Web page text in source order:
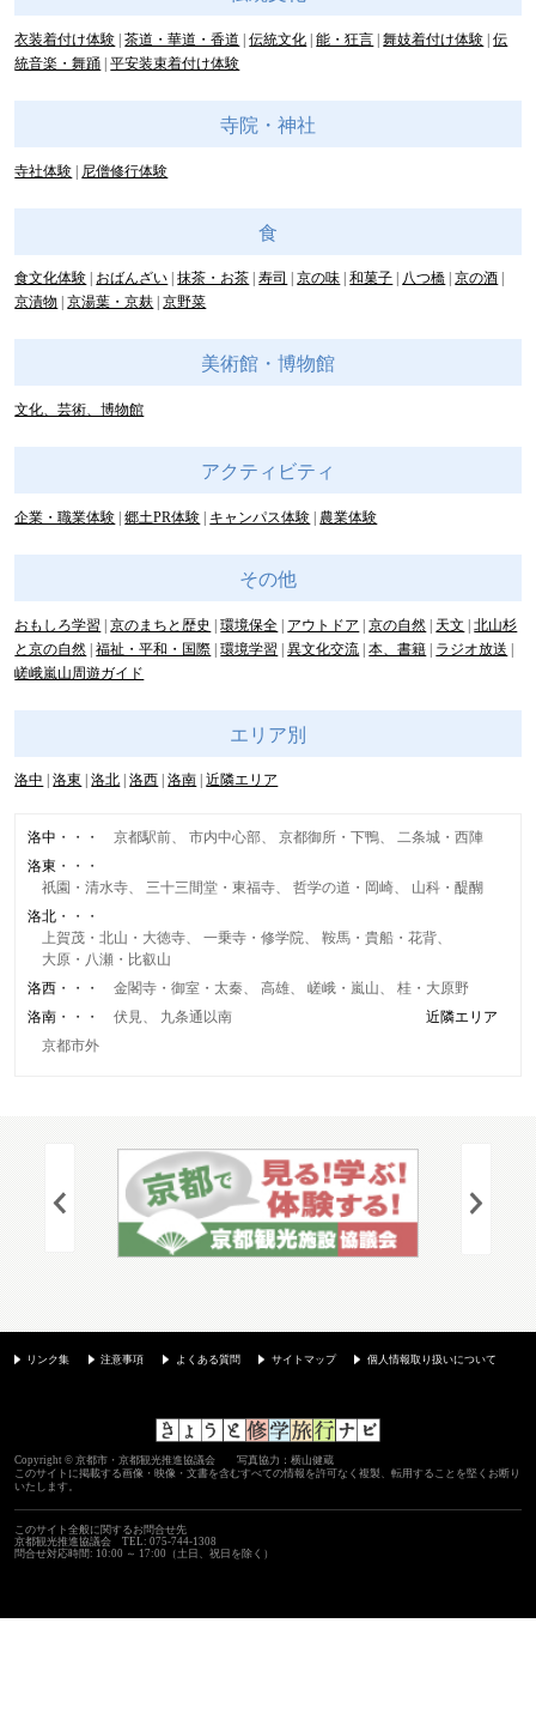
衣装着付け体験 茶道・華道・香道 伝統文化 能・狂言 舞妓着付け体験 伝
統音楽・舞踊 平安装束着付け体験
寺院・神社
寺社体験 尼僧修行体験
食
食文化体験 おばんざい 抹茶・お茶 寿司 京の味 和菓子 八つ橋 京の酒
京漬物
京湯葉・京麸 京野菜
美術館・博物館
文化、芸術、博物館
アクティビティ
企業・職業体験 郷土PR体験 キャンパス体験 農業体験
その他
おもしろ学習 京のまちと歴史 環境保全 アウトドア 京の自然 天文
北山杉
と京の自然 福祉・平和・国際 環境学習 異文化交流 本、書籍
ラジオ放送
嵯峨嵐山周遊ガイド
エリア別
洛中 洛東 洛北 洛西 洛南 近隣エリア
洛中 京都駅前 市内中心部 京都御所・下鴨
二条城・西陣
洛東
祇園・清水寺
三十三間堂・東福寺 哲学の道・岡崎
山科・醍醐
洛北
上賀茂・北山・大徳寺
一乗寺・修学院
鞍馬・貴船・花背
大原・八瀬・比叡山
洛西
金閣寺・御室・太秦 高雄 嵯峨・嵐山
桂・大原野
洛南
伏見 九条通以南
近隣エリア
京都市外
リンク集 注意事項 よくある質問 サイトマップ 個人情報取り扱いについて
Copyright © 京都市・京都観光推進協議会 写真協力：横山健蔵
このサイトに掲載する画像・映像・文書を含むすべての情報を許可なく複製、転用することを堅くお断り
いたします。
このサイト全般に関するお問合せ先
京都観光推進協議会
TEL: 075-744-1308
問合せ対応時間: 10:00 ～ 17:00（土日、祝日を除く）